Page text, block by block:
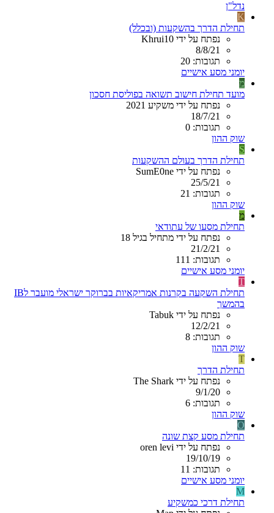
נדל"ן
K
תחילת הדרך בהשקעות (ובכלל)
נפתח על ידי Khrui10
8/8/21
תגובות: 20
יומני מסע אישיים
מ
מועד תחילת חישוב תשואה בפוליסת חסכון
נפתח על ידי משקיע 2021
18/7/21
תגובות: 0
שוק ההון
S
תחילת הדרך בעולם ההשקעות
נפתח על ידי SumE0ne
25/5/21
תגובות: 21
שוק ההון
מ
תחילת מסעו של עתודאי
נפתח על ידי מתחיל בגיל 18
21/2/21
תגובות: 111
יומני מסע אישיים
T
תחילת השקעה בקרנות אמריקאיות בברוקר ישראלי מועבר לIB
בהמשך
נפתח על ידי Tabuk
12/2/21
תגובות: 8
שוק ההון
T
תחילת הדרך
נפתח על ידי The Shark
9/1/20
תגובות: 6
שוק ההון
O
תחילת מסע קצת שונה
נפתח על ידי oren levi
19/10/19
תגובות: 11
יומני מסע אישיים
M
תחילת דרכי כמשקיע